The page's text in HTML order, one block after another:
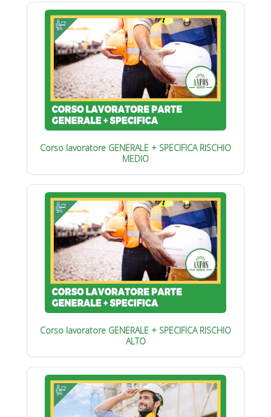
Corso lavoratore GENERALE + SPECIFICA RISCHIO
MEDIO
Corso lavoratore GENERALE + SPECIFICA RISCHIO
ALTO